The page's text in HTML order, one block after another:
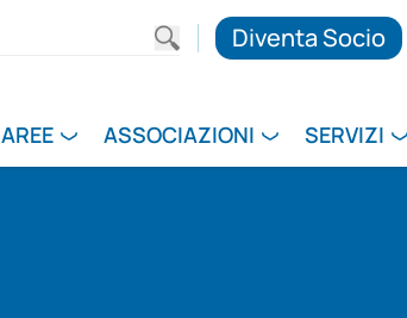
Diventa Socio
AREE ASSOCIAZIONI SERVIZI